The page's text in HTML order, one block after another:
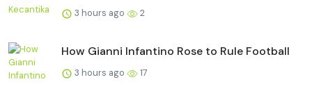
3 hours ago 2
How Gianni Infantino Rose to Rule Football
3 hours ago 17